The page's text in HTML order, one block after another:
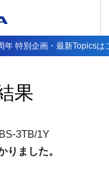
年 特別企画・最新Topicsは
果
3TB/1Y
りました。